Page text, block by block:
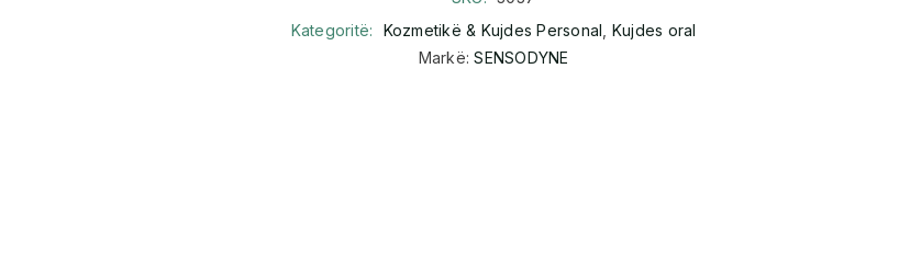
Kategoritë:
Kozmetikë & Kujdes Personal Kujdes oral
Markë:SENSODYNE